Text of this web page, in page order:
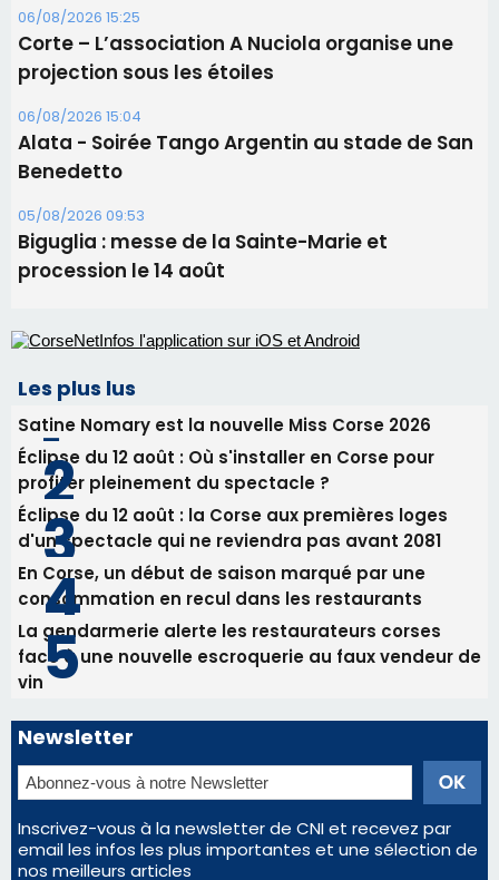
05/08/2026 09:53
Biguglia : messe de la Sainte-Marie et
procession le 14 août
Les plus lus
Satine Nomary est la nouvelle Miss Corse 2026
Éclipse du 12 août : Où s'installer en Corse pour
profiter pleinement du spectacle ?
d'un spectacle qui ne reviendra pas avant 2081
consommation en recul dans les restaurants
La gendarmerie alerte les restaurateurs corses
face à une nouvelle escroquerie au faux vendeur de
vin
Newsletter
Inscrivez-vous à la newsletter de CNI et recevez par
email les infos les plus importantes et une sélection de
nos meilleurs articles
Régie publicitaire
Mentions légales